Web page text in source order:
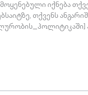
იქნება
თქვენს